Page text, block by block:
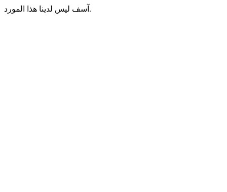
آسف ليس لدينا هذا المورد.